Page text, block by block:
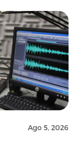
Ago 5, 2026